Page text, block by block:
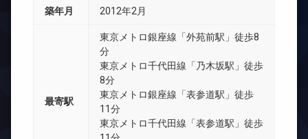
築年月 2012年2月
最寄駅
東京メトロ銀座線「外苑前駅」徒歩8
分
東京メトロ千代田線「乃木坂駅」徒歩
8分
東京メトロ銀座線「表参道駅」徒歩
11分
東京メトロ千代田線「表参道駅」徒歩